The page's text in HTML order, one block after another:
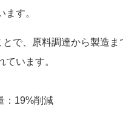
す。
で、原料調達から製造ま
います。
：19%削減